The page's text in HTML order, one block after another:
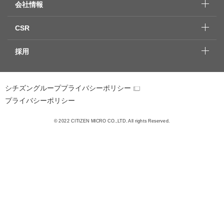
会社情報
CSR
採用
シチズングループプライバシーポリシー
プライバシーポリシー
© 2022 CITIZEN MICRO CO.,LTD. All rights Reserved.